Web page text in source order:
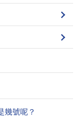
幾號呢？